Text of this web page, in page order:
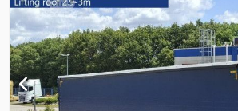
13.620 mm x 2.480 mm x 3.000 mm.
Lastområdevolumen: 101 m³, 1. aksel: , 2. aksel:
Selvnivellerende affjedring, Elektronisk
Skydetag, 1 x 15-polet og 2 x 7-polet stik,
tag (manuelt): 2,9 m - 3,0 m, Gardinsystem.
tilgængelige køretøjer på vores hjemmeside.